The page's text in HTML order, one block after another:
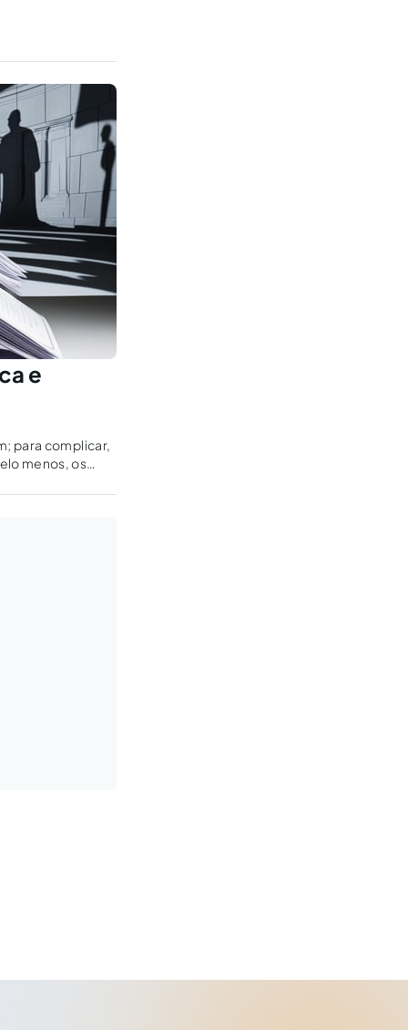
e
para complicar,
menos, os